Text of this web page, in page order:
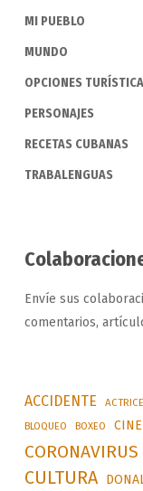
MI PUEBLO
MUNDO
OPCIONES
PERSONAJES
RECETAS CUBANAS
TRABALENGUAS
Envíe sus
comentarios,
ACCIDENTE
BLOQUEO BOXEO CINE
CORONAVIRUS
CULTURA